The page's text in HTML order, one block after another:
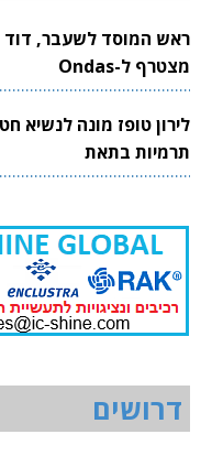
ראש המוסד לשעבר, דוד
מצטרף ל-Ondas
לירון טופז מונה לנשיא
תרמיות בתאת
דרושים